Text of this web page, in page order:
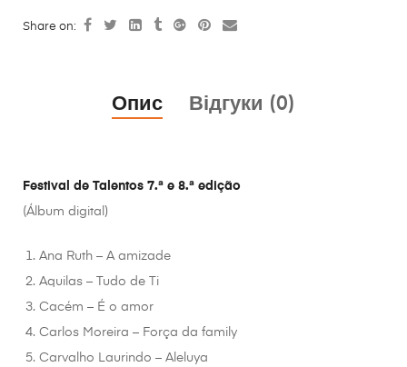
Share on:
Опис Відгуки (0)
Festival de Talentos 7.ª e 8.ª edição
(Álbum digital)
Ana Ruth – A amizade
Aquilas – Tudo de Ti
Cacém – É o amor
Carlos Moreira – Força da family
Carvalho Laurindo – Aleluya